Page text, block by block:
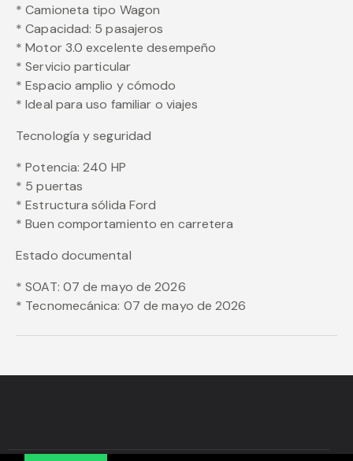
* Camioneta tipo Wagon
* Capacidad: 5 pasajeros
* Motor 3.0 excelente desempeño
* Servicio particular
* Espacio amplio y cómodo
* Ideal para uso familiar o viajes
Tecnología y seguridad
* Potencia: 240 HP
* 5 puertas
* Estructura sólida Ford
* Buen comportamiento en carretera
Estado documental
* SOAT: 07 de mayo de 2026
* Tecnomecánica: 07 de mayo de 2026